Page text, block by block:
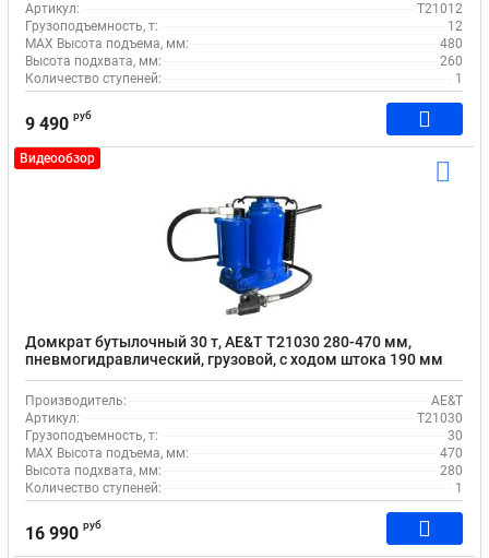
Артикул:
Т21012
Грузоподъемность, т:
12
MAX Высота подъема, мм:
480
Высота подхвата, мм:
260
Количество ступеней:
1
9 490 руб
Видеообзор
Домкрат бутылочный 30 т, AE&T Т21030 280-470 мм,
пневмогидравлический, грузовой, с ходом штока 190 мм
Производитель:
AE&T
Артикул:
Т21030
Грузоподъемность, т:
30
MAX Высота подъема, мм:
470
Высота подхвата, мм:
280
Количество ступеней:
1
16 990 руб